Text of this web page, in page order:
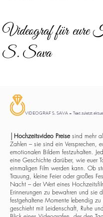
Videograf für eure
S. Sava
VIDEOGRAF S. SAVA – Text zuletzt
Hochzeitsvideo Preisesind mehr
Zahlen – sie sind ein Versprechen,
emotionalen Bildern festzuhalten.
eine Geschichte darüber, wie euer
einmaligen Film werden kann. Ob
Trauung, kleine Feier oder großes
Nacht – der Wert eines
Erinnerungen zu bewahren und sie
festgehaltene Momente lebendig zu
geschieht mit Leidenschaft, Ruhe